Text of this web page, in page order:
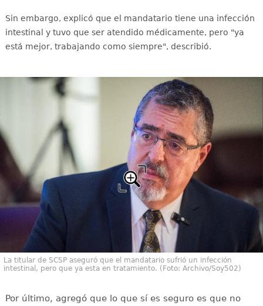
Sin embargo, explicó que el mandatario tiene una infección
intestinal y tuvo que ser atendido médicamente, pero "ya
está mejor, trabajando como siempre", describió.
La titular de SCSP aseguró que el mandatario sufrió un infección
intestinal, pero que ya esta en tratamiento. (Foto: Archivo/Soy502)
Por último, agregó que lo que sí es seguro es que no